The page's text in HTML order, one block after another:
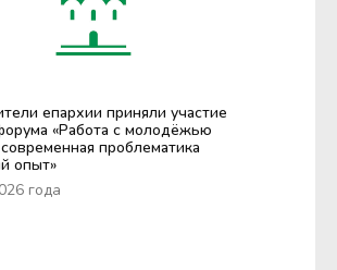
епархии приняли участие
«Работа с молодёжью
проблематика
опыт»
года